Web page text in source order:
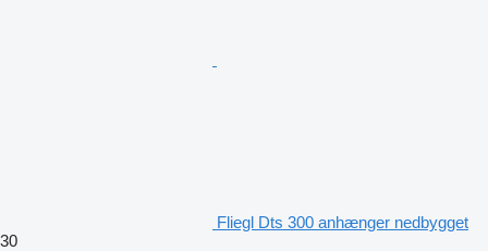
Fliegl Dts 300 anhænger nedbygget
30